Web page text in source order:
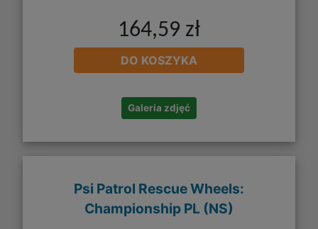
164,59 zł
DO KOSZYKA
Galeria zdjęć
Psi Patrol Rescue Wheels:
Championship PL (NS)